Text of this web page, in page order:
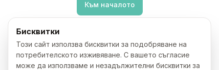
Към началото
Бисквитки
Този сайт използва бисквитки за подобряване на
потребителското изживяване. С вашето съгласие
може да използваме и незадължителни бисквитки за